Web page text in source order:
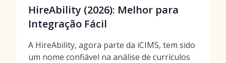
HireAbility (2026): Melhor para
Integração Fácil
A HireAbility, agora parte da iCIMS, tem sido
um nome confiável na análise de currículos